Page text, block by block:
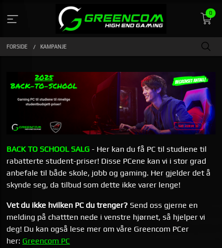
indhold
0
FORSIDE KAMPANJE
BACK TO SCHOOL SALG - Her kan du få PC til studiene til
rabatterte student-priser! Disse PCene kan vi i stor grad
anbefale til både skole, jobb og gaming. Her gjelder det å
skynde seg, da tilbud som dette ikke varer lenge!
Vet du ikke hvilken PC du trenger? Send oss gjerne en
melding på chattten nede i venstre hjørnet, så hjelper vi
deg! Du kan også lese mer om våre Greencom PCer
her: Greencom PC